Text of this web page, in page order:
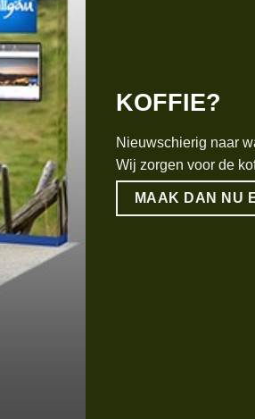
KOFFIE?
Nieuwschierig naar
Wij zorgen voor de
MAAK DAN NU